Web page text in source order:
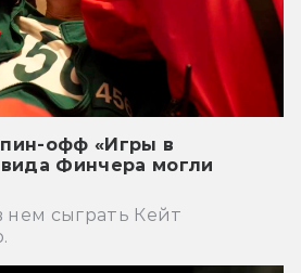
офф «Игры в
Финчера могли
сыграть Кейт